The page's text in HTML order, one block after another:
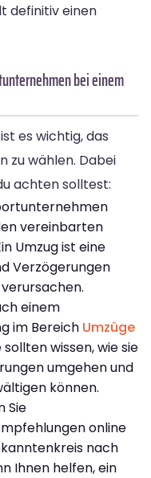
definitiv einen
bei einem
es wichtig, das
zu wählen. Dabei
achten solltest:
vereinbarten
Umzug ist eine
Verzögerungen
einem
im Bereich Umzüge
wissen, wie sie
umgehen und
können.
Sie
online
nach
Ihnen helfen, ein